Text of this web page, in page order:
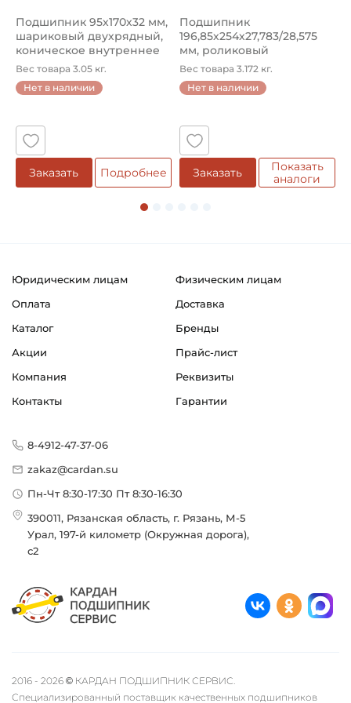
Возможность дополнительной смазки
Классификация завода - производителя:
Карданные валы для промышленного обрудования
Сербия
Подшипник 95х170х32 мм,
шариковый двухрядный,
коническое внутреннее
кол...
Вес товара 3.05 кг.
Нет в наличии
Заказать Подробнее
Подшипник
196,85х254х27,783/28,575
мм, роликовый
однорядный конический
...
Вес товара 3.172 кг.
Нет в наличии
Заказать
Показать
аналоги
Юридическим лицам
Физическим лицам
Оплата
Доставка
Каталог
Бренды
Акции
Прайс-лист
Компания
Реквизиты
Контакты
Гарантии
8-4912-47-37-06
zakaz@cardan.su
Пн-Чт 8:30-17:30 Пт 8:30-16:30
390011, Рязанская область, г. Рязань, М-5
Урал, 197-й километр (Окружная дорога),
с2
2016 - 2026 © КАРДАН ПОДШИПНИК СЕРВИС.
Специализированный поставщик качественных подшипников